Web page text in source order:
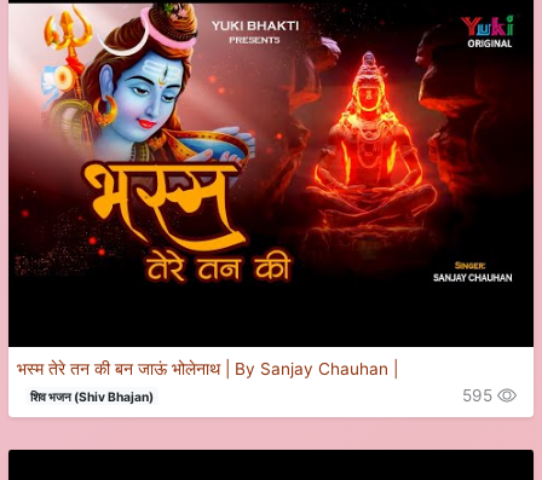
भस्म तेरे तन की बन जाऊं भोलेनाथ | By Sanjay Chauhan |
शिव भजन (Shiv Bhajan) 595